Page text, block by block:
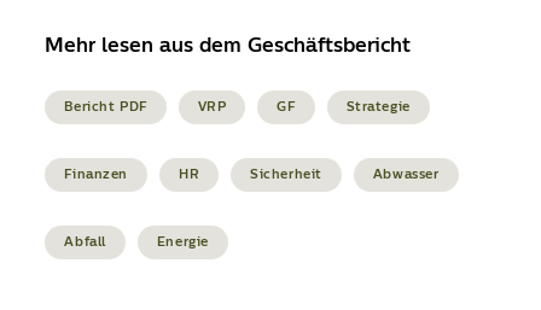
Mehr lesen aus dem Geschäftsbericht
Bericht PDF VRP GF Strategie
Finanzen HR Sicherheit Abwasser
Abfall Energie